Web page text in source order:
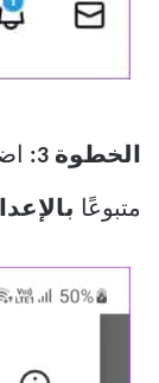
الخطوة 3:
متبوعًا